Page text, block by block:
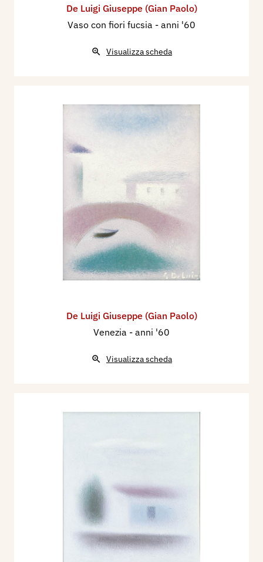
De Luigi Giuseppe (Gian Paolo)
Vaso con fiori fucsia - anni '60
Visualizza scheda
De Luigi Giuseppe (Gian Paolo)
Venezia - anni '60
Visualizza scheda